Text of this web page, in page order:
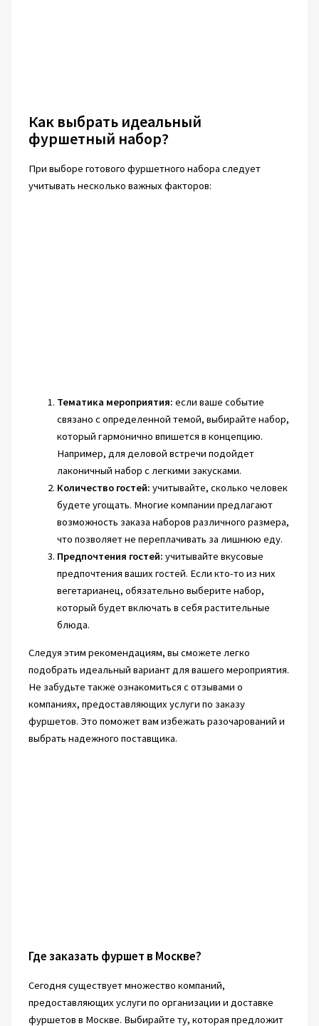
Как выбрать идеальный
фуршетный набор?
При выборе готового фуршетного набора следует
учитывать несколько важных факторов:
Тематика мероприятия: если ваше событие
связано с определенной темой, выбирайте набор,
который гармонично впишется в концепцию.
Например, для деловой встречи подойдет
лаконичный набор с легкими закусками.
Количество гостей: учитывайте, сколько человек
будете угощать. Многие компании предлагают
возможность заказа наборов различного размера,
что позволяет не переплачивать за лишнюю еду.
Предпочтения гостей: учитывайте вкусовые
предпочтения ваших гостей. Если кто-то из них
вегетарианец, обязательно выберите набор,
который будет включать в себя растительные
блюда.
Следуя этим рекомендациям, вы сможете легко
подобрать идеальный вариант для вашего мероприятия.
Не забудьте также ознакомиться с отзывами о
компаниях, предоставляющих услуги по заказу
фуршетов. Это поможет вам избежать разочарований и
выбрать надежного поставщика.
Где заказать фуршет в Москве?
Сегодня существует множество компаний,
предоставляющих услуги по организации и доставке
фуршетов в Москве. Выбирайте ту, которая предложит